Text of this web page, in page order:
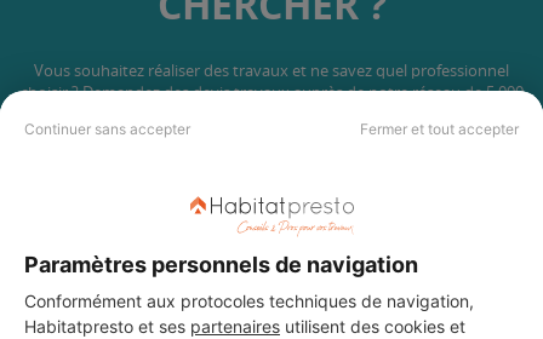
Continuer sans accepter Fermer et tout accepter
Paramètres personnels de navigation
Conformément aux protocoles techniques de navigation,
Habitatpresto et ses partenaires utilisent des cookies et
Vous souhaitez réaliser des travaux et ne savez quel professionnel
choisir ? Demandez des devis travauxauprès de notre réseau de 5 000
DEMANDER UN DEVIS